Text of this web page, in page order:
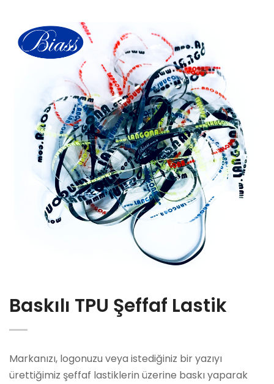
Baskılı TPU Şeffaf Lastik
Markanızı, logonuzu veya istediğiniz bir yazıyı
ürettiğimiz şeffaf lastiklerin üzerine baskı yaparak